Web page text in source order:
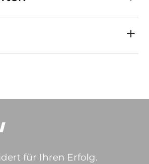
für Ihren Erfolg.